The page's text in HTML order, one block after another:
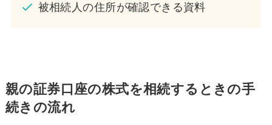
被相続人の住所が確認できる資料
親の証券口座の株式を相続するときの手
続きの流れ